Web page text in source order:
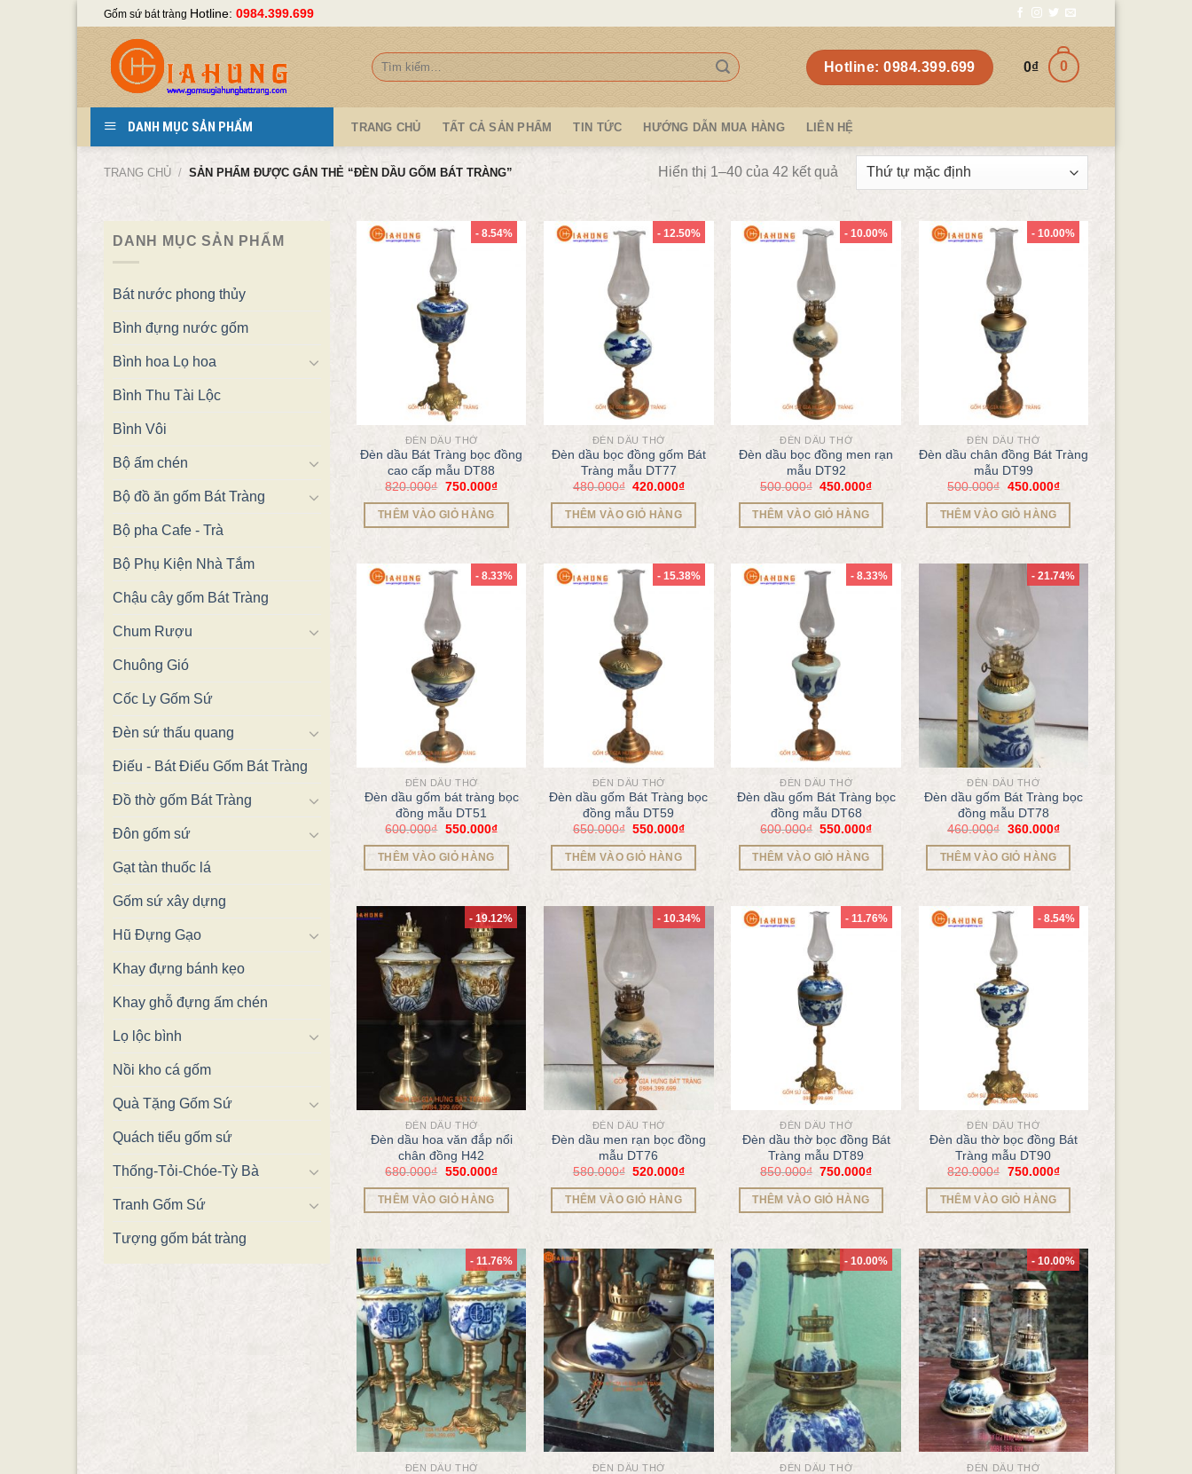
Skip
content
Gốm sứ bát tràng Hotline: 0984.399.699
Tìm
kiếm:
Hotline: 0984.399.699 0₫ 0
DANH MỤC SẢN PHẨM TRANG CHỦ TẤT CẢ SẢN PHẨM TIN TỨC HƯỚNG DẪN MUA HÀNG LIÊN HỆ
TRANG CHỦ / SẢN PHẨM ĐƯỢC GẮN THẺ “ĐÈN DẦU GỐM BÁT TRÀNG” Hiển thị 1–40 của 42 kết quả
DANH MỤC SẢN PHẨM
Bát nước phong thủy
Bình đựng nước gốm
Bình hoa Lọ hoa
Bình Thu Tài Lộc
Bình Vôi
Bộ ấm chén
Bộ đồ ăn gốm Bát Tràng
Bộ pha Cafe - Trà
Bộ Phụ Kiện Nhà Tắm
Chậu cây gốm Bát Tràng
Chum Rượu
Chuông Gió
Cốc Ly Gốm Sứ
Đèn sứ thấu quang
Điếu - Bát Điếu Gốm Bát Tràng
Đồ thờ gốm Bát Tràng
Đôn gốm sứ
Gạt tàn thuốc lá
Gốm sứ xây dựng
Hũ Đựng Gạo
Khay đựng bánh kẹo
Khay ghỗ đựng ấm chén
Lọ lộc bình
Nồi kho cá gốm
Quà Tặng Gốm Sứ
Quách tiểu gốm sứ
Thống-Tỏi-Chóe-Tỳ Bà
Tranh Gốm Sứ
Tượng gốm bát tràng
- 8.54%
ĐÈN DẦU THỜ
Đèn dầu Bát Tràng bọc đồng
cao cấp mẫu DT88
820.000₫ 750.000₫
THÊM VÀO GIỎ HÀNG
- 12.50%
ĐÈN DẦU THỜ
Đèn dầu bọc đồng gốm Bát
Tràng mẫu DT77
480.000₫ 420.000₫
THÊM VÀO GIỎ HÀNG
- 10.00%
ĐÈN DẦU THỜ
Đèn dầu bọc đồng men rạn
mẫu DT92
500.000₫ 450.000₫
THÊM VÀO GIỎ HÀNG
- 10.00%
ĐÈN DẦU THỜ
Đèn dầu chân đồng Bát Tràng
mẫu DT99
500.000₫ 450.000₫
THÊM VÀO GIỎ HÀNG
- 8.33%
ĐÈN DẦU THỜ
Đèn dầu gốm bát tràng bọc
đồng mẫu DT51
600.000₫ 550.000₫
THÊM VÀO GIỎ HÀNG
- 15.38%
ĐÈN DẦU THỜ
Đèn dầu gốm Bát Tràng bọc
đồng mẫu DT59
650.000₫ 550.000₫
THÊM VÀO GIỎ HÀNG
- 8.33%
ĐÈN DẦU THỜ
Đèn dầu gốm Bát Tràng bọc
đồng mẫu DT68
600.000₫ 550.000₫
THÊM VÀO GIỎ HÀNG
- 21.74%
ĐÈN DẦU THỜ
Đèn dầu gốm Bát Tràng bọc
đồng mẫu DT78
460.000₫ 360.000₫
THÊM VÀO GIỎ HÀNG
- 19.12%
ĐÈN DẦU THỜ
Đèn dầu hoa văn đắp nổi
chân đồng H42
680.000₫ 550.000₫
THÊM VÀO GIỎ HÀNG
- 10.34%
ĐÈN DẦU THỜ
Đèn dầu men rạn bọc đồng
mẫu DT76
580.000₫ 520.000₫
THÊM VÀO GIỎ HÀNG
- 11.76%
ĐÈN DẦU THỜ
Đèn dầu thờ bọc đồng Bát
Tràng mẫu DT89
850.000₫ 750.000₫
THÊM VÀO GIỎ HÀNG
- 8.54%
ĐÈN DẦU THỜ
Đèn dầu thờ bọc đồng Bát
Tràng mẫu DT90
820.000₫ 750.000₫
THÊM VÀO GIỎ HÀNG
- 11.76%
ĐÈN DẦU THỜ ĐÈN DẦU THỜ
- 10.00%
ĐÈN DẦU THỜ
- 10.00%
ĐÈN DẦU THỜ